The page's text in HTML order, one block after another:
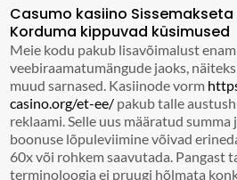
Casumo kasiino Sissemakseta
Korduma kippuvad küsimused
Meie kodu pakub lisavõimalust
veebiraamatumängude jaoks,
muud sarnased. Kasiinode vorm
casino.org/et-ee/ pakub talle
reklaami. Selle uus määratud summa
boonuse lõpuleviimine võivad
60x või rohkem saavutada. Pangast
terminoloogia ei pruugi hõlmata